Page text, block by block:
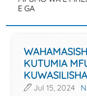
E GA
KUTUMIA
Jul 15, 2024